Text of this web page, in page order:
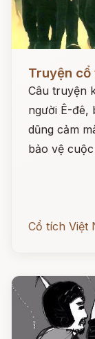
Truyện
Câu truyện
người Ê-đê,
dũng cảm
bảo vệ
Cổ tích Việt